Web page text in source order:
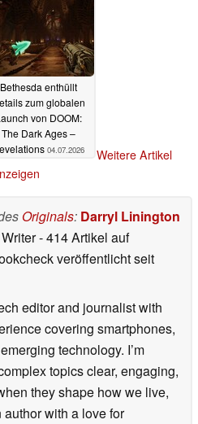
Bethesda enthüllt
zum globalen
von DOOM:
The Dark Ages –
04.07.2026
Weitere Artikel
Originals: Darryl Linington
- 414 Artikel auf
veröffentlichtseit
editor and journalist with
covering smartphones,
technology. I’m
topics clear, engaging,
they shape how we live,
author with a love for